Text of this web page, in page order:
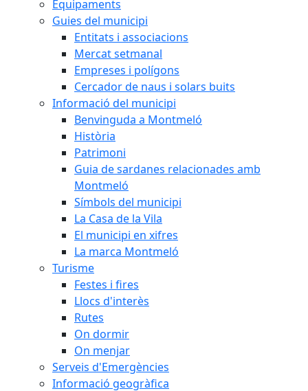
Equipaments
Guies del municipi
Entitats i associacions
Mercat setmanal
Empreses i polígons
Cercador de naus i solars buits
Informació del municipi
Benvinguda a Montmeló
Història
Patrimoni
Guia de sardanes relacionades amb
Montmeló
Símbols del municipi
La Casa de la Vila
El municipi en xifres
La marca Montmeló
Turisme
Festes i fires
Llocs d'interès
Rutes
On dormir
On menjar
Serveis d'Emergències
Informació geogràfica